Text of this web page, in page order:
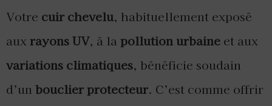
Votre cuir chevelu, habituellement exposé
auxrayons UV, à la pollution urbaine et aux
variations climatiques, bénéficie soudain
d’un bouclier protecteur. C’est comme offrir